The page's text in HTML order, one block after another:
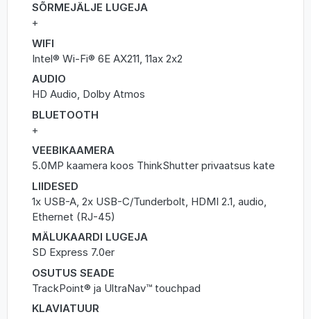
SÕRMEJÄLJE LUGEJA
+
WIFI
Intel® Wi-Fi® 6E AX211, 11ax 2x2
AUDIO
HD Audio, Dolby Atmos
BLUETOOTH
+
VEEBIKAAMERA
5.0MP kaamera koos ThinkShutter privaatsus kate
LIIDESED
1x USB-A, 2x USB-C/Tunderbolt, HDMI 2.1, audio,
Ethernet (RJ-45)
MÄLUKAARDI LUGEJA
SD Express 7.0er
OSUTUS SEADE
TrackPoint® ja UltraNav™ touchpad
KLAVIATUUR